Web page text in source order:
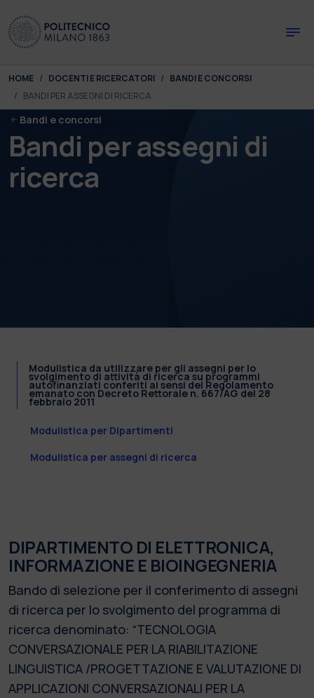
You are here:
HOME DOCENTI E RICERCATORI
BANDI E CONCORSI
BANDI PER ASSEGNI DI RICERCA
Bandi e concorsi
Bandi per assegni di
ricerca
Modulistica da utilizzare per gli assegni per lo
svolgimento di attività di ricerca su programmi
autofinanziati conferiti ai sensi del Regolamento
emanato con Decreto Rettorale n. 667/AG del 28
febbraio 2011
Modulistica per Dipartimenti
Modulistica per assegni di ricerca
DIPARTIMENTO DI ELETTRONICA,
INFORMAZIONE E BIOINGEGNERIA
Bando di selezione per il conferimento di assegni
di ricerca per lo svolgimento del programma di
ricerca denominato: “TECNOLOGIA
CONVERSAZIONALE PER LA RIABILITAZIONE
LINGUISTICA /PROGETTAZIONE E VALUTAZIONE DI
APPLICAZIONI CONVERSAZIONALI PER LA